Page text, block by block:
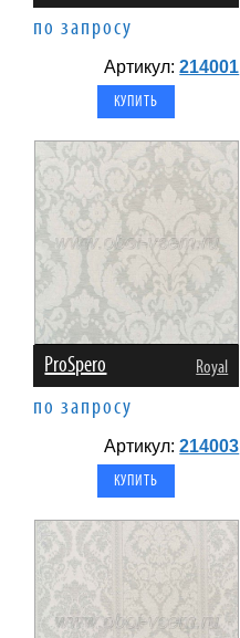
по запросу
Артикул:214001
ProSpero Royal
по запросу
Артикул:214003